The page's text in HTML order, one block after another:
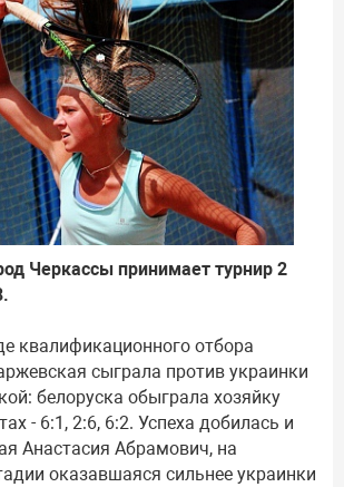
Черкассы принимает турнир 2
квалификационного отбора
сыграла против украинки
белоруска обыграла хозяйку
- 6:1, 2:6, 6:2. Успеха добилась и
Анастасия Абрамович, на
оказавшаяся сильнее украинки